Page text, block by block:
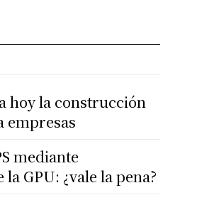
hoy la construcción
empresas
mediante
GPU: ¿vale la pena?